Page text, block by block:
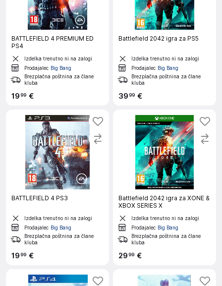
BATTLEFIELD 4 PREMIUM ED
PS4
Izdelka trenutno ni na zalogi
Prodajalec Big Bang
Brezplačna poštnina za člane
kluba
1999 €
Battlefield 2042 igra za PS5
Izdelka trenutno ni na zalogi
Prodajalec Big Bang
Brezplačna poštnina za člane
kluba
3999 €
BATTLEFIELD 4 PS3
Izdelka trenutno ni na zalogi
Prodajalec Big Bang
Brezplačna poštnina za člane
kluba
1999 €
Battlefield 2042 igra za XONE &
XBOX SERIES X
Izdelka trenutno ni na zalogi
Prodajalec Big Bang
Brezplačna poštnina za člane
kluba
2999 €